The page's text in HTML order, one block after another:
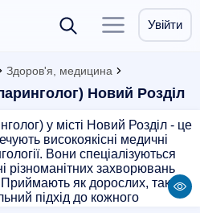
Увійти
Здоров'я, медицина
Новий Розділ
у місті Новий Розділ - це
високоякісні медичні
Вони спеціалізуються
різноманітних захворювань
Приймають як дорослих, так і
підхід до кожного